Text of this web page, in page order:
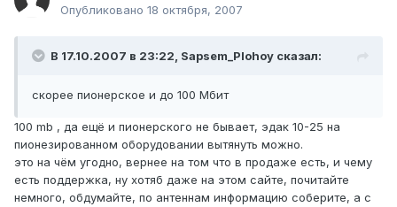
Опубликовано 18 октября, 2007
В 17.10.2007 в 23:22, Sapsem_Plohoy сказал:
скорее пионерское и до 100 Мбит
100 mb , да ещё и пионерского не бывает, эдак 10-25 на
пионезированном оборудовании вытянуть можно.
это на чём угодно, вернее на том что в продаже есть, и чему
есть поддержка, ну хотяб даже на этом сайте, почитайте
немного, обдумайте, по антеннам информацию соберите, а с